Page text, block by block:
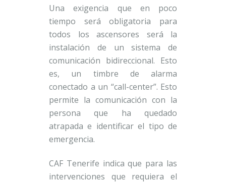
Una exigencia que en poco
tiempo será obligatoria para
todos los ascensores será la
instalación de un sistema de
comunicación bidireccional. Esto
es, un timbre de alarma
conectado a un “call-center”. Esto
permite la comunicación con la
persona que ha quedado
atrapada e identificar el tipo de
emergencia.
CAF Tenerife indica que para las
intervenciones que requiera el